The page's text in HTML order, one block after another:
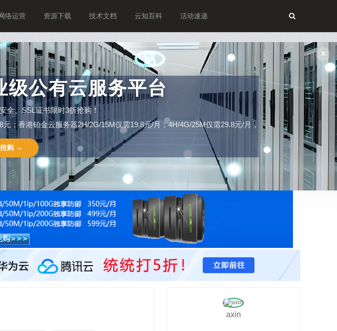
公有云服务平台
全、SSL证书限时3折抢购！
；香港铂金云服务器2H/2G/15M仅需19.8元/月；4H/4G/25M仅需29.8元/月，
购 →
✕
络运营 资源下载 技术文档 云知百科 活动速递
axin